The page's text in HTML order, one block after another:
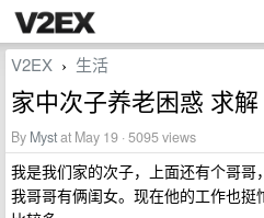
V2EX › 生活
家中次子养老困惑 求解
By Mystat May 19 · 5095 views
我是我们家的次子，上面还有个哥哥
我哥哥有俩闺女。现在他的工作也